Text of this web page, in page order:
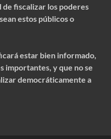
de fiscalizar los poderes
estos públicos o
estar bien informado,
importantes, y que no se
democráticamente a